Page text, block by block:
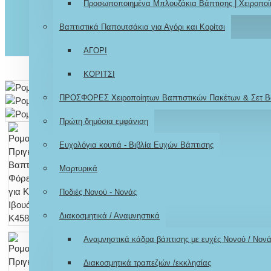
Προσωποποιημένα Μπλουζάκια Βάπτισης |
Βαπτιστικά Παπουτσάκια για Αγόρι και Κορίτσι
ΑΓΟΡΙ
ΚΟΡΙΤΣΙ
ΠΡΟΣΦΟΡΕΣ Χειροποίητων Βαπτιστικών Πακέτων & Σετ
Πρώτη δημόσια εμφάνιση
Ευχολόγια κουτιά - Βιβλία Ευχών Βάπτισης
Μαρτυρικά
Ποδιές Νονού - Νονάς
Διακοσμητικά / Αναμνηστικά
Αναμνηστικά κάδρα βάπτισης με ευχές Νονού /
Διακοσμητικά τραπεζιών /εκκλησίας